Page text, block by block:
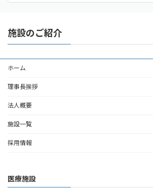
施設のご紹介
ホーム
理事長挨拶
法人概要
施設一覧
採用情報
医療施設